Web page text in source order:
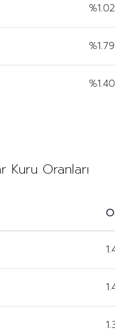
%1.02
%1.79
%1.40
Kuru Oranları